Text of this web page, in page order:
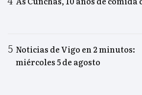
Noticias de Vigo en 2 minutos:
miércoles 5 de agosto